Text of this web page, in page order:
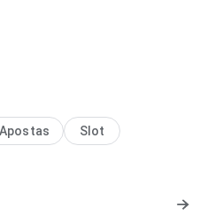
ao navegar por várias seções;
visíveis. Ajuda quem quer
Apostas
Slot